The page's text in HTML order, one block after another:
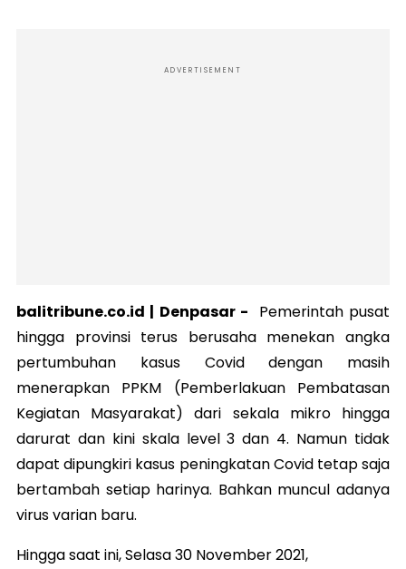
ADVERTISEMENT
balitribune.co.id | Denpasar -
Pemerintah pusat
hingga provinsi terus berusaha menekan angka
pertumbuhan kasus Covid dengan masih
menerapkan PPKM (Pemberlakuan Pembatasan
Kegiatan Masyarakat) dari sekala mikro hingga
darurat dan kini skala level 3 dan 4. Namun tidak
dapat dipungkiri kasus peningkatan Covid tetap saja
bertambah setiap harinya. Bahkan muncul adanya
virus varian baru.
Hingga saat ini, Selasa 30 November 2021,